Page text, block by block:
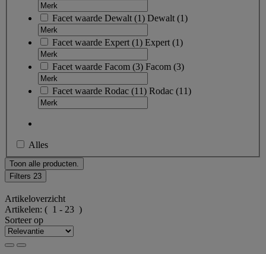
Facet waarde Dewalt (1) Dewalt (1)
Facet waarde Expert (1) Expert (1)
Facet waarde Facom (3) Facom (3)
Facet waarde Rodac (11) Rodac (11)
Alles
Toon alle producten.
Filters 23
Artikeloverzicht
Artikelen: ( 1 - 23 )
Sorteer op